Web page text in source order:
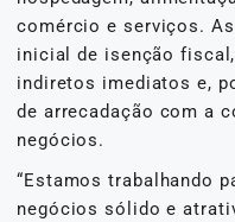
comércio e serviços.
inicial de isenção
indiretos imediatos e,
de arrecadação com a
negócios.
“Estamos trabalhando
negócios sólido e